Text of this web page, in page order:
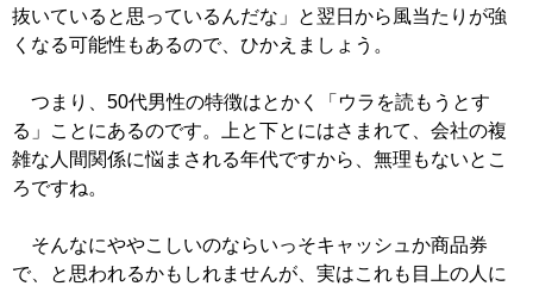
抜いていると思っているんだな」と翌日から風当たりが強
くなる可能性もあるので、ひかえましょう。
つまり、50代男性の特徴はとかく「ウラを読もうとす
る」ことにあるのです。上と下とにはさまれて、会社の複
雑な人間関係に悩まされる年代ですから、無理もないとこ
ろですね。
そんなにややこしいのならいっそキャッシュか商品券
で、と思われるかもしれませんが、実はこれも目上の人に